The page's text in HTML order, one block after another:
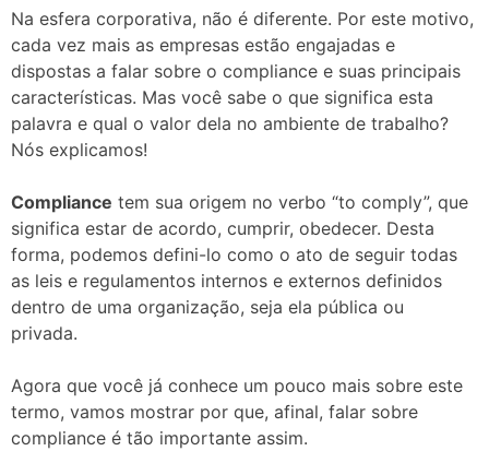
Na esfera corporativa, não é diferente. Por este motivo,
cada vez mais as empresas estão engajadas e
dispostas a falar sobre o compliance e suas principais
características. Mas você sabe o que significa esta
palavra e qual o valor dela no ambiente de trabalho?
Nós explicamos!
Compliance tem sua origem no verbo “to comply”, que
significa estar de acordo, cumprir, obedecer. Desta
forma, podemos defini-lo como o ato de seguir todas
as leis e regulamentos internos e externos definidos
dentro de uma organização, seja ela pública ou
privada.
Agora que você já conhece um pouco mais sobre este
termo, vamos mostrar por que, afinal, falar sobre
compliance é tão importante assim.